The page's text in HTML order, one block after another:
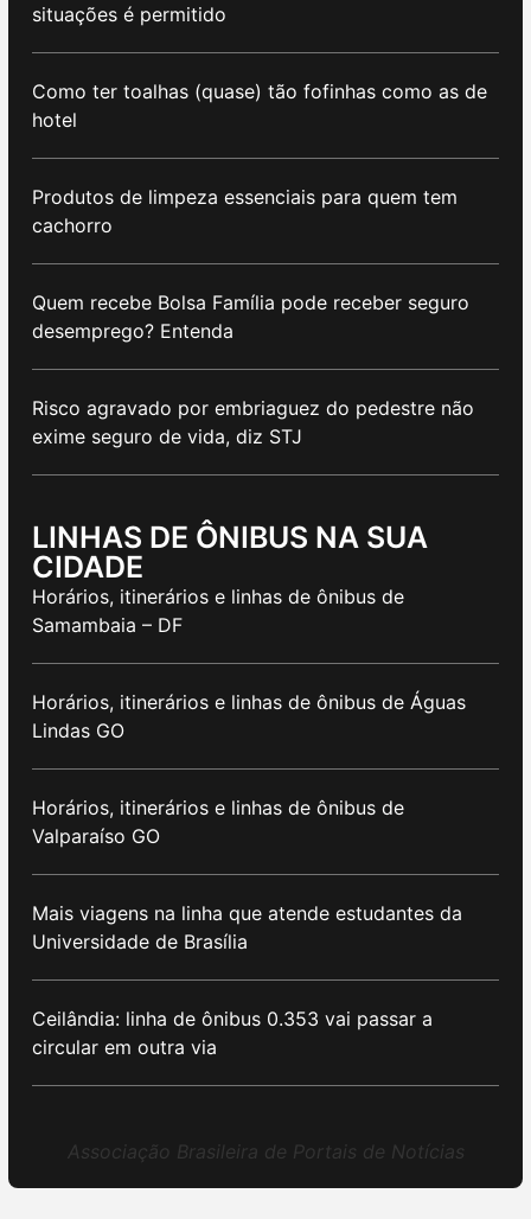
situações é permitido
Como ter toalhas (quase) tão fofinhas como as de
hotel
Produtos de limpeza essenciais para quem tem
cachorro
Quem recebe Bolsa Família pode receber seguro
desemprego? Entenda
Risco agravado por embriaguez do pedestre não
exime seguro de vida, diz STJ
LINHAS DE ÔNIBUS NA SUA
CIDADE
Horários, itinerários e linhas de ônibus de
Samambaia – DF
Horários, itinerários e linhas de ônibus de Águas
Lindas GO
Horários, itinerários e linhas de ônibus de
Valparaíso GO
Mais viagens na linha que atende estudantes da
Universidade de Brasília
Ceilândia: linha de ônibus 0.353 vai passar a
circular em outra via
Associação Brasileira de Portais de Notícias